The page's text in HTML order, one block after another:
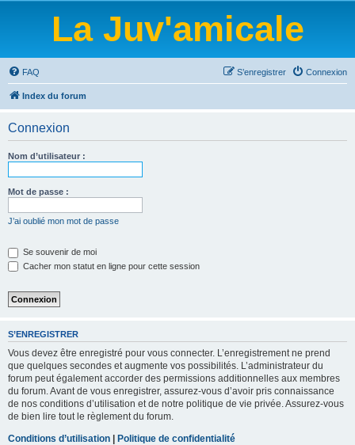
La Juv'amicale
FAQ Connexion
S’enregistrer
Index du forum
Connexion
Nom d’utilisateur :
Mot de passe :
J’ai oublié mon mot de passe
Se souvenir de moi
Cacher mon statut en ligne pour cette session
S’ENREGISTRER
Vous devez être enregistré pour vous connecter. L’enregistrement ne prend
que quelques secondes et augmente vos possibilités. L’administrateur du
forum peut également accorder des permissions additionnelles aux membres
du forum. Avant de vous enregistrer, assurez-vous d’avoir pris connaissance
de nos conditions d’utilisation et de notre politique de vie privée. Assurez-vous
de bien lire tout le règlement du forum.
Conditions d’utilisation | Politique de confidentialité